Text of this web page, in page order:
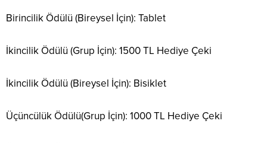
Birincilik Ödülü (Bireysel İçin): Tablet
İkincilik Ödülü (Grup İçin): 1500 TL Hediye Çeki
İkincilik Ödülü (Bireysel İçin): Bisiklet
Üçüncülük Ödülü(Grup İçin): 1000 TL Hediye Çeki